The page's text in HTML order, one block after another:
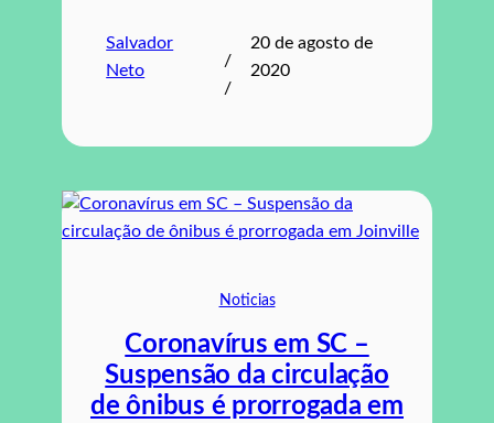
Salvador
Neto
/
/
20 de agosto de
2020
Noticias
Coronavírus em SC –
Suspensão da circulação
de ônibus é prorrogada em